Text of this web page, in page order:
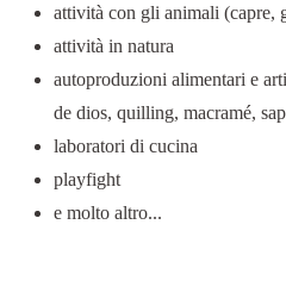
attività con gli animali (capre,
attività in natura
autoproduzioni alimentari e
de dios, quilling, macramé,
laboratori di cucina
playfight
e molto altro...